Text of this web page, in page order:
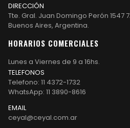
DIRECCIÓN
Tte. Gral. Juan Domingo Perón 1547
Buenos Aires, Argentina.
HORARIOS COMERCIALES
Lunes a Viernes de 9 a 16hs.
TELEFONOS
Telefono: 11 4372-1732
WhatsApp: 11 3890-8616
EMAIL
ceyal@ceyal.com.ar